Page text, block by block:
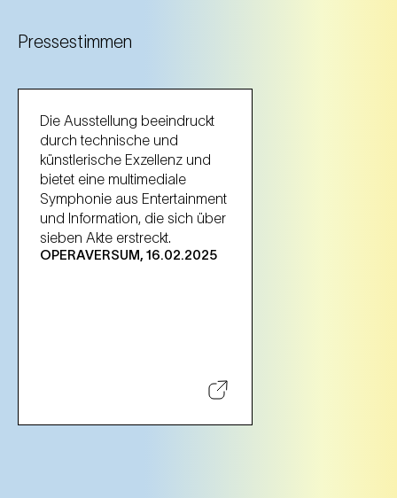
Pressestimmen
Die Ausstellung beeindruckt
durch technische und
künstlerische Exzellenz und
bietet eine multimediale
Symphonie aus Entertainment
und Information, die sich über
sieben Akte erstreckt.
OPERAVERSUM, 16.02.2025